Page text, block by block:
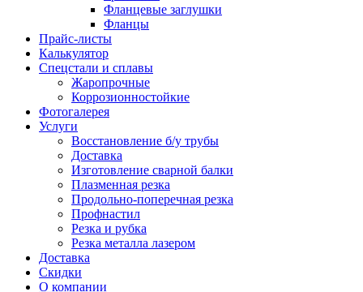
Фланцевые заглушки
Фланцы
Прайс-листы
Калькулятор
Спецстали и сплавы
Жаропрочные
Коррозионностойкие
Фотогалерея
Услуги
Восстановление б/у трубы
Доставка
Изготовление сварной балки
Плазменная резка
Продольно-поперечная резка
Профнастил
Резка и рубка
Резка металла лазером
Доставка
Скидки
О компании